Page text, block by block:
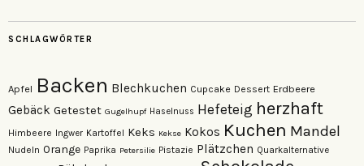
SCHLAGWÖRTER
Apfel Backen Blechkuchen Cupcake Dessert Erdbeere
Gebäck Getestet Gugelhupf Haselnuss Hefeteig herzhaft
Himbeere Ingwer Kartoffel Keks Kekse Kokos Kuchen Mandel
Nudeln Orange Paprika Petersilie Pistazie Plätzchen Quarkalternative